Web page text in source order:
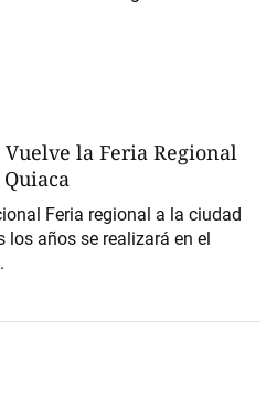
Vuelve la Feria Regional
Feria regional a la ciudad
años se realizará en el